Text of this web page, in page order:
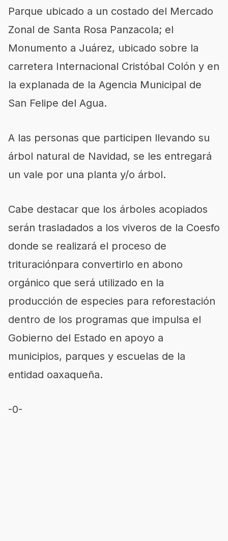
Parque ubicado a un costado del Mercado
Zonal de Santa Rosa Panzacola; el
Monumento a Juárez, ubicado sobre la
carretera Internacional Cristóbal Colón y en
la explanada de la Agencia Municipal de
San Felipe del Agua.
A las personas que participen llevando su
árbol natural de Navidad, se les entregará
un vale por una planta y/o árbol.
Cabe destacar que los árboles acopiados
serán trasladados a los viveros de la Coesfo
donde se realizará el proceso de
trituraciónpara convertirlo en abono
orgánico que será utilizado en la
producción de especies para reforestación
dentro de los programas que impulsa el
Gobierno del Estado en apoyo a
municipios, parques y escuelas de la
entidad oaxaqueña.
-0-